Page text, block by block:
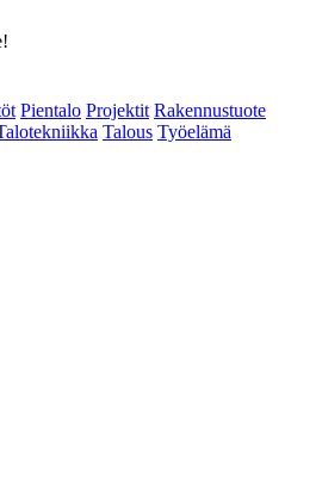
Pientalo Projektit Rakennustuote
Talous Työelämä